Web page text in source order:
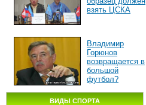
взять ЦСКА
Владимир
Горюнов
возвращается в
большой
футбол?
ВИДЫ СПОРТА